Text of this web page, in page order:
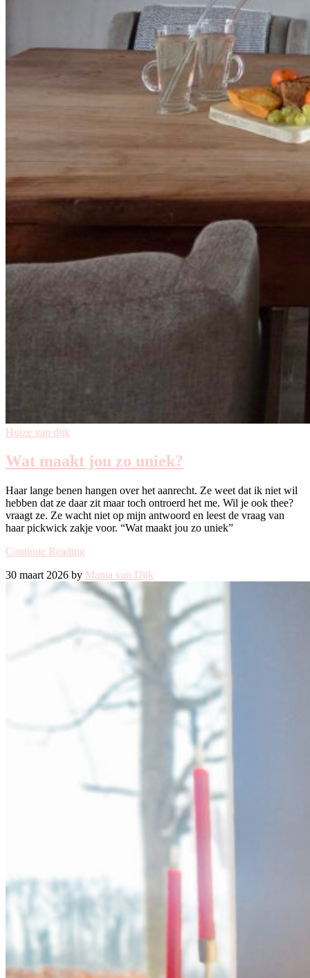
Huize van dijk
Wat maakt jou zo uniek?
Haar lange benen hangen over het aanrecht. Ze weet dat ik niet wil
hebben dat ze daar zit maar toch ontroerd het me. Wil je ook thee?
vraagt ze. Ze wacht niet op mijn antwoord en leest de vraag van
haar pickwick zakje voor. “Wat maakt jou zo uniek”
Continue Reading
30 maart 2026 by Mama van Dijk